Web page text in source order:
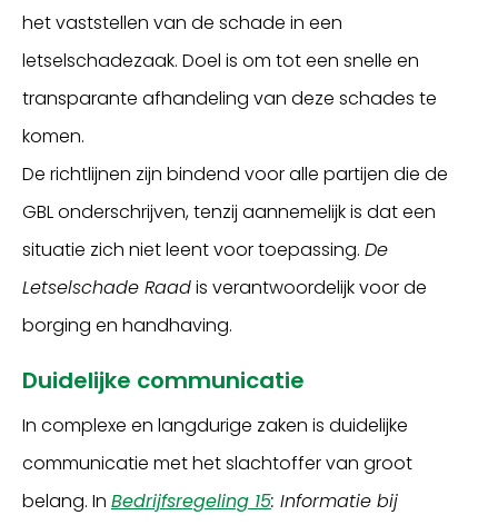
het vaststellen van de schade in een
letselschadezaak. Doel is om tot een snelle en
transparante afhandeling van deze schades te
komen.
De richtlijnen zijn bindend voor alle partijen die de
GBL onderschrijven, tenzij aannemelijk is dat een
situatie zich niet leent voor toepassing. De
Letselschade Raadis verantwoordelijk voor de
borging en handhaving.
Duidelijke communicatie
In complexe en langdurige zaken is duidelijke
communicatie met het slachtoffer van groot
belang. In Bedrijfsregeling 15: Informatie bij